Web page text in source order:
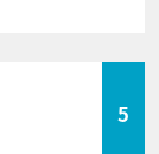
5